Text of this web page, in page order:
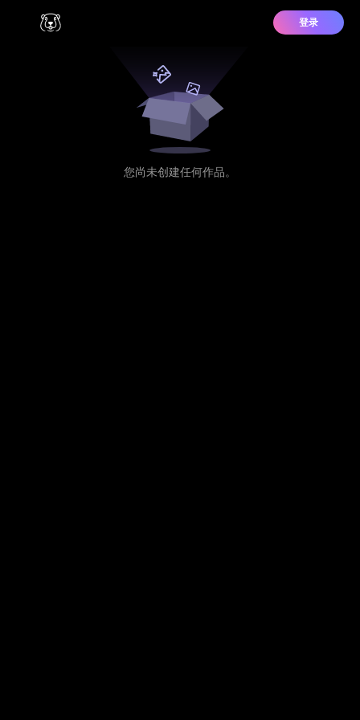
登录
您尚未创建任何作品。